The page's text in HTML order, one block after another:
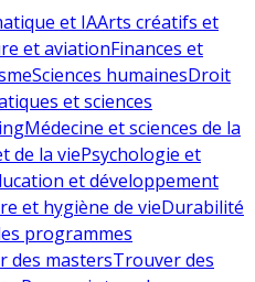
et IAArts créatifs et
et aviationFinances et
Sciences humainesDroit
et sciences
Médecine et sciences de la
de la viePsychologie et
et développement
et hygiène de vieDurabilité
programmes
des mastersTrouver des